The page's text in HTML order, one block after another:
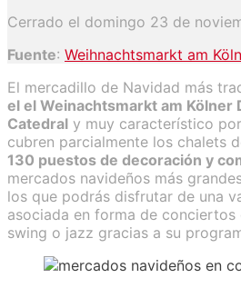
Cerrado el domingo 23 de
Fuente: Weihnachtsmarkt am
El mercadillo de Navidad más
el el Weinachtsmarkt am Kölner
Catedral y muy característico
cubren parcialmente los chalets
130 puestos de decoración y
mercados navideños más
los que podrás disfrutar de una
asociada en forma de conciertos
swing o jazz gracias a su